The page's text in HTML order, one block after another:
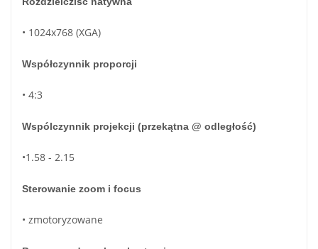
• 1024x768 (XGA)
Współczynnik proporcji
• 4:3
Wspólczynnik projekcji (przekątna @ odległość)
•1.58 - 2.15
Sterowanie zoom i focus
• zmotoryzowane